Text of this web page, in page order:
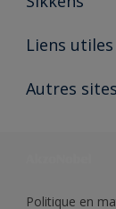
A propos de
Liens utiles
Ouvrir un
Autres sites
Politique en